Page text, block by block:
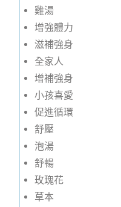
雞湯
增強體力
滋補強身
全家人
增補強身
小孩喜愛
促進循環
舒壓
泡湯
舒暢
玫瑰花
草本